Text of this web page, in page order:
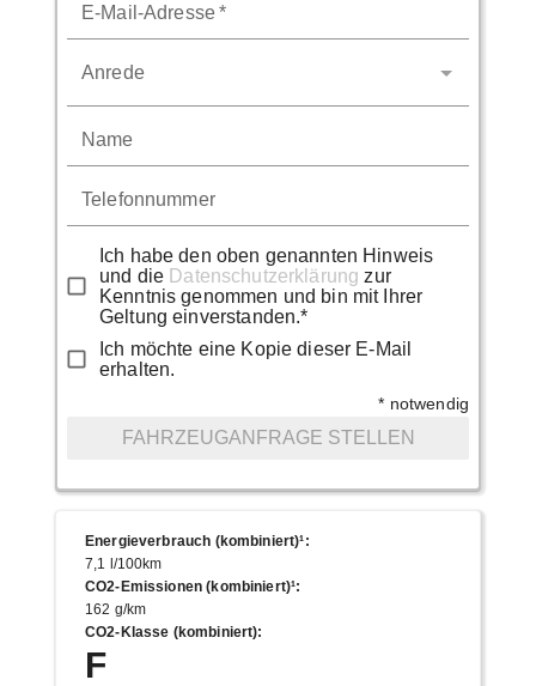
E-Mail-Adresse*
Anrede
Name
Telefonnummer
Ich habe den oben genannten Hinweis
und die Datenschutzerklärung zur
Kenntnis genommen und bin mit Ihrer
Geltung einverstanden.*
Ich möchte eine Kopie dieser E-Mail
erhalten.
* notwendig
FAHRZEUGANFRAGE STELLEN
Energieverbrauch (kombiniert)¹:
7,1 l/100km
CO2-Emissionen (kombiniert)¹:
162 g/km
CO2-Klasse (kombiniert):
F